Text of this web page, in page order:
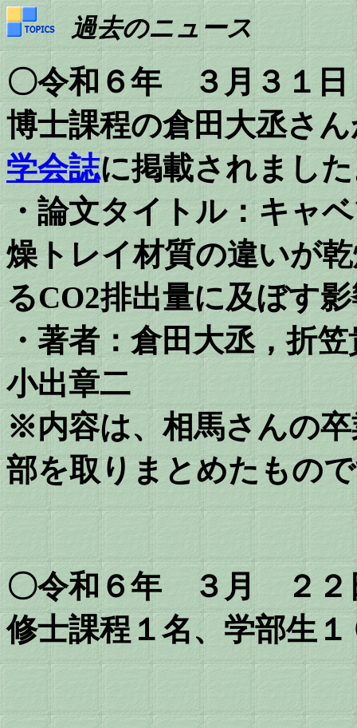
過去のニュース
〇令和６年 ３月３１日
博士課程の倉田大丞さ
学会誌に掲載されまし
・論文タイトル：キャ
燥トレイ材質の違いが
るCO2排出量に及ぼす
・著者： 倉田大丞，折
小出章二
※内容は、相馬さんの
部を取りまとめたもの
〇令和６年 ３月 ２２
修士課程１名、学部生